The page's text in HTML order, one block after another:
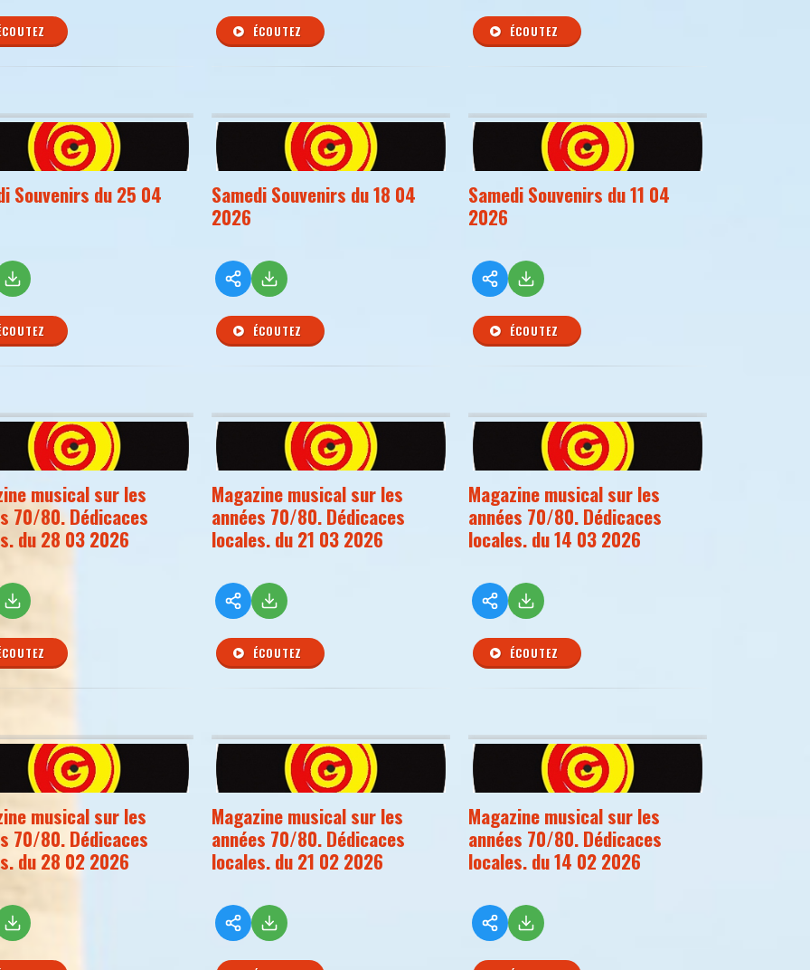
ÉCOUTEZ ÉCOUTEZ
Souvenirs du 25 04
Samedi Souvenirs du 18 04
2026
ÉCOUTEZ
Samedi Souvenirs du 11 04
2026
ÉCOUTEZ
musical sur les
70/80. Dédicaces
du 28 03 2026
Magazine musical sur les
années 70/80. Dédicaces
locales. du 21 03 2026
ÉCOUTEZ
Magazine musical sur les
années 70/80. Dédicaces
locales. du 14 03 2026
ÉCOUTEZ
musical sur les
70/80. Dédicaces
du 28 02 2026
Magazine musical sur les
années 70/80. Dédicaces
locales. du 21 02 2026
Magazine musical sur les
années 70/80. Dédicaces
locales. du 14 02 2026